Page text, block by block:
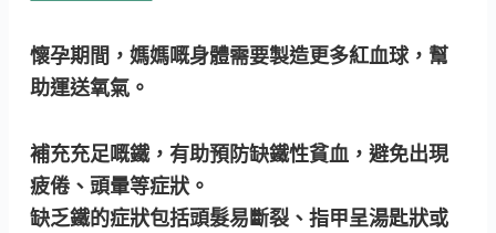
懷孕期間，媽媽嘅身體需要製造更多紅血球，幫
助運送氧氣。
補充充足嘅鐵，有助預防缺鐵性貧血 ，避免出現
疲倦、頭暈等症狀。
缺乏鐵的症狀包括頭髮易斷裂、指甲呈湯匙狀或